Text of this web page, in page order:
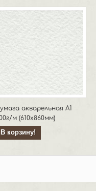
акварельная А1
м (610х860мм)
В корзину!